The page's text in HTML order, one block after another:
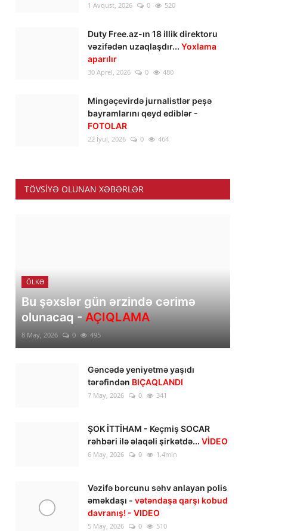
1 Avqust, 2026 0 520
Duty Free.az-ın 18 illik direktoru
vəzifədən uzaqlaşdır... Yoxlama
aparılır
30 Aprel, 2026 0 480
Mingəçevirdə jurnalistlər peşə
bayramlarını qeyd ediblər -
FOTOLAR
22 İyul, 2026 0 464
TÖVSIYƏ OLUNAN XƏBƏRLƏR
ÖLKƏ
Bu şəxslər gün ərzində cərimə
olunacaq - AÇIQLAMA
8 May, 2026 0 495
Gəncədə yeniyetmə yaşıdı
tərəfindən BIÇAQLANDI
7 May, 2026 0 341
ŞOK İTTİHAM - Keçmiş SOCAR
rəhbəri ilə əlaqəli şirkətdə... VİDEO
6 May, 2026 0 1.4min
Vəzifə borcunu səhv anlayan polis
əməkdaşı - vətəndaşa qarşı kobud
davranış! - VIDEO
5 May, 2026 0 510